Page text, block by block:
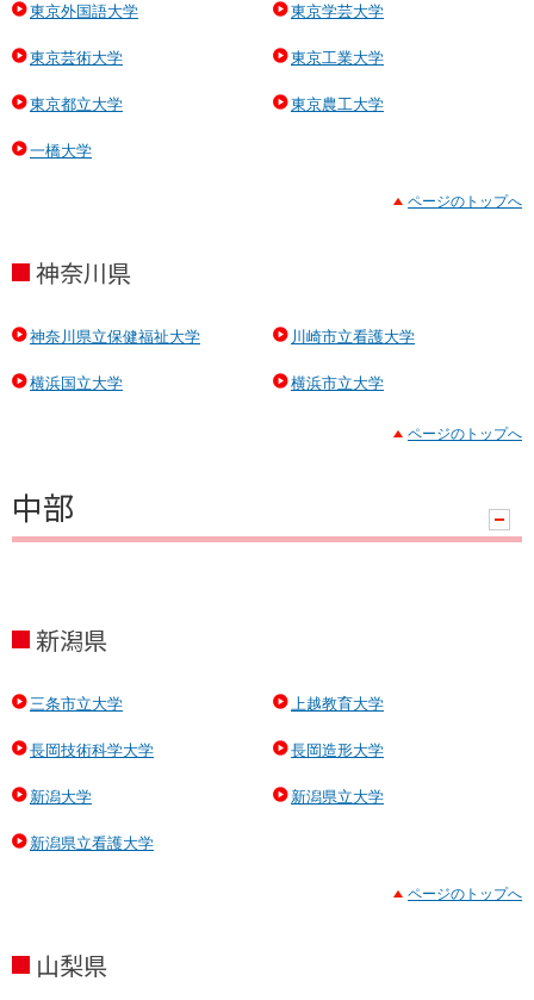
東京外国語大学 東京学芸大学
東京芸術大学 東京工業大学
東京都立大学 東京農工大学
一橋大学
ページのトップへ
神奈川県
神奈川県立保健福祉大学 川崎市立看護大学
横浜国立大学 横浜市立大学
ページのトップへ
中部
ン
新潟県
三条市立大学 上越教育大学
長岡技術科学大学 長岡造形大学
新潟大学 新潟県立大学
新潟県立看護大学
ページのトップへ
山梨県